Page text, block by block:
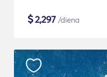
$2,297 /diena